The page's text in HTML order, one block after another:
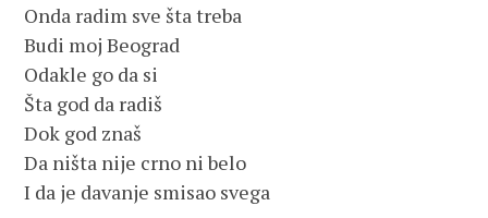
Onda radim sve šta treba
Budi moj Beograd
Odakle go da si
Šta god da radiš
Dok god znaš
Da ništa nije crno ni belo
I da je davanje smisao svega